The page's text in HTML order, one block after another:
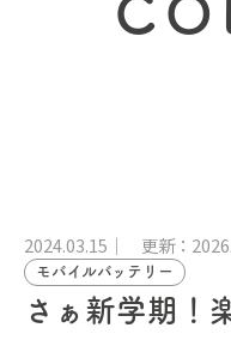
2024.03.15 更新：
モバイルバッテリー
さぁ新学期！